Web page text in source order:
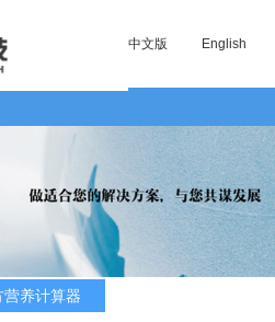
中文版 English
营养计算器